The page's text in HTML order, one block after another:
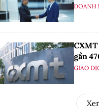
DOANH
gần
GIAO